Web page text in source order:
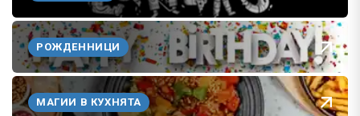
РОЖДЕННИЦИ
МАГИИ В КУХНЯТА